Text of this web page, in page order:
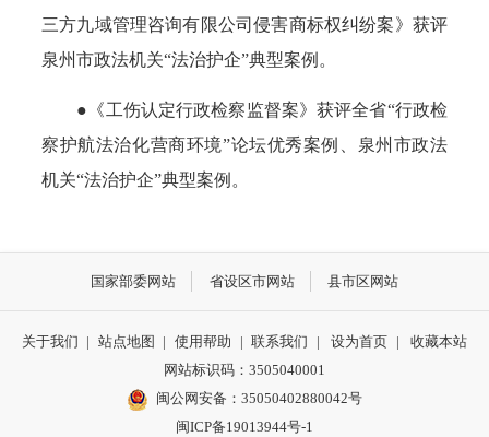
三方九域管理咨询有限公司侵害商标权纠纷案》获评
泉州市政法机关“法治护企”典型案例。
●《工伤认定行政检察监督案》获评全省“行政检
察护航法治化营商环境”论坛优秀案例、泉州市政法
机关“法治护企”典型案例。
国家部委网站 省设区市网站 县市区网站
关于我们 | 站点地图 | 使用帮助 | 联系我们 | 设为首页 |
收藏本站
网站标识码：3505040001
闽公网安备：35050402880042号
闽ICP备19013944号-1